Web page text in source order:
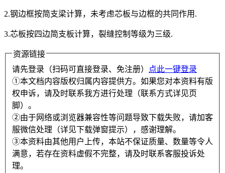
2.钢边框按简支梁计算，未考虑芯板与边框的共同作用.
3.芯板按四边简支板计算，裂缝控制等级为三级.
资源链接
请先登录（扫码可直接登录、免注册）
点此一键登录
①本文档内容版权归属内容提供方。如果您对本资料有版
权申诉，请及时联系我方进行处理（联系方式详见页
脚）。
②由于网络或浏览器兼容性等问题导致下载失败，请加客
服微信处理（详见下载弹窗提示），感谢理解。
③本资料由其他用户上传，本站不保证质量、数量等令人
满意，若存在资料虚假不完整，请及时联系客服投诉处
理。